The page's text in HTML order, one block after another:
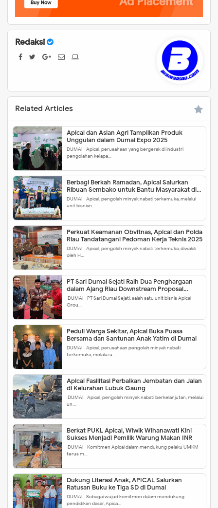
Redaksi
Related Articles
Apical dan Asian Agri Tampilkan Produk
Unggulan dalam Dumai Expo 2025
DUMAI - Apical, perusahaan yang bergerak di industri
pengolahan kelapa…
Berbagi Berkah Ramadan, Apical Salurkan
Ribuan Sembako untuk Bantu Masyarakat di
Dumai
DUMAI - Apical, pengolah minyak nabati terkemuka, melalui
unit bisnisn…
Perkuat Keamanan Obvitnas, Apical dan Polda
Riau Tandatangani Pedoman Kerja Teknis 2025
DUMAI - Apical, pengolah minyak nabati terkemuka, diwakili
oleh H…
PT Sari Dumai Sejati Raih Dua Penghargaan
dalam Ajang Riau Downstream Proposal
Project Challenge 2025
DUMAI - PT Sari Dumai Sejati, salah satu unit bisnis Apical
Grou…
Peduli Warga Sekitar, Apical Buka Puasa
Bersama dan Santunan Anak Yatim di Dumai
DUMAI - Apical, perusahaan pengolah minyak nabati
terkemuka, melalui u…
Apical Fasilitasi Perbaikan Jembatan dan Jalan
di Kelurahan Lubuk Gaung
DUMAI - Apical, pengolah minyak nabati berkelanjutan, melalui
un…
Berkat PUKL Apical, Wiwik Wihanawati Kini
Sukses Menjadi Pemilik Warung Makan INR
DUMAI - Komitmen Apical dalam mendukung pelaku UMKM
terus m…
Dukung Literasi Anak, APICAL Salurkan
Ratusan Buku ke Tiga SD di Dumai
DUMAI - Sebagai wujud komitmen dalam mendukung
pendidikan dasar, Apica…